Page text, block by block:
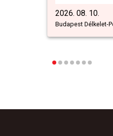
2026. 08. 10.
Budapest Délkelet-